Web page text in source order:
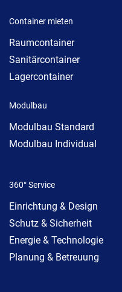
Container mieten
Raumcontainer
Sanitärcontainer
Lagercontainer
Modulbau
Modulbau Standard
Modulbau Individual
360° Service
Einrichtung & Design
Schutz & Sicherheit
Energie & Technologie
Planung & Betreuung